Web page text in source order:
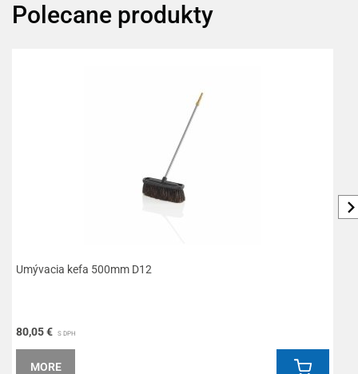
Polecane produkty
Umývacia kefa 500mm D12
80,05 € S DPH
MORE